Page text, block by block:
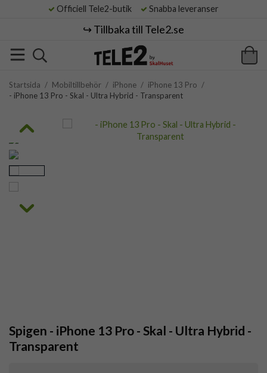
Officiell Tele2-butik Snabba leveranser
↪️ Tillbaka till Tele2.se
Startsida / Mobiltillbehör / iPhone / iPhone 13 Pro /
- iPhone 13 Pro - Skal - Ultra Hybrid - Transparent
Spigen - iPhone 13 Pro - Skal - Ultra Hybrid -
Transparent